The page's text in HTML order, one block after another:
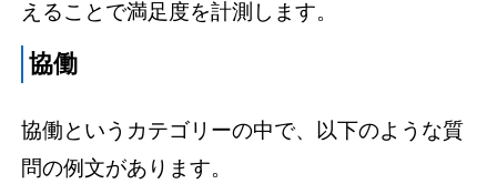
えることで満足度を計測します。
協働
協働というカテゴリーの中で、以下のような質
問の例文があります。